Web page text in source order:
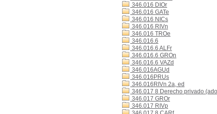
346.016 DIOr
346.016 GATe
346.016 NICs
346.016 RIVn
346.016 TROe
346.016.6
346.016.6 ALFr
346.016.6 GROn
346.016.6 VAZd
346.016AGUd
346.016PRUs
346.016RIVn 2a, ed
346.017 8 Derecho privado
346.017 GROr
346.017 RIVp